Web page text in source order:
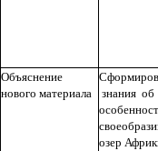
Объяснение
нового материала
знания об
озер